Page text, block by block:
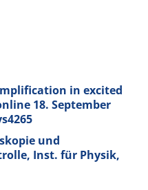
in excited
18. September
und
Inst. für Physik,